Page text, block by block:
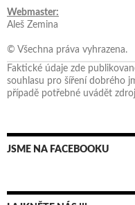
Webmaster:
Aleš Zemina
© Všechna práva vyhrazena.
Faktické údaje zde
souhlasu pro šíření dobrého
případě potřebné uvádět
JSME NA FACEBOOKU